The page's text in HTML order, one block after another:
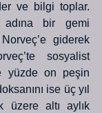
ve bilgi toplar.
bir gemi
giderek
sosyalist
yüzde on peşin
ise üç yıl
üzere altı aylık